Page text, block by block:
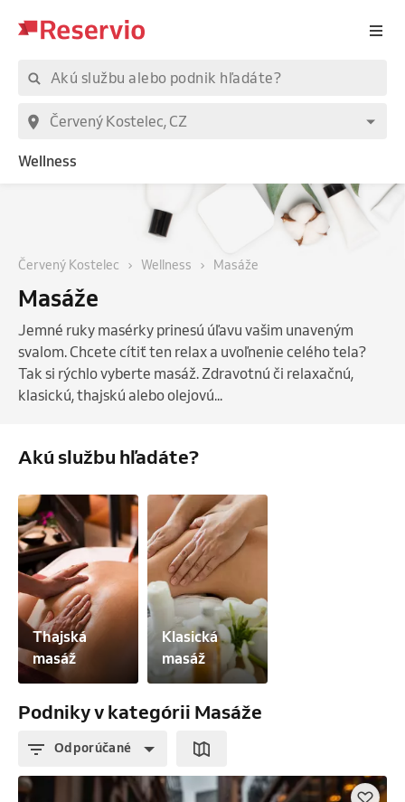
Wellness
Červený Kostelec Wellness Masáže
Masáže
Jemné ruky masérky prinesú úľavu vašim unaveným
svalom. Chcete cítiť ten relax a uvoľnenie celého tela?
Tak si rýchlo vyberte masáž. Zdravotnú či relaxačnú,
klasickú, thajskú alebo olejovú...
Akú službu hľadáte?
Thajská
masáž
Klasická
masáž
Podniky v kategórii Masáže
Odporúčané